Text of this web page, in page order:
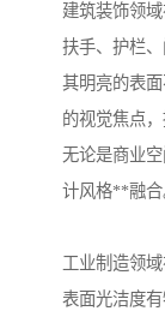
建筑装饰领
扶手、护栏、
其明亮的表
的视觉焦点
无论是商业
计风格**融合
工业制造领
表面光洁度有